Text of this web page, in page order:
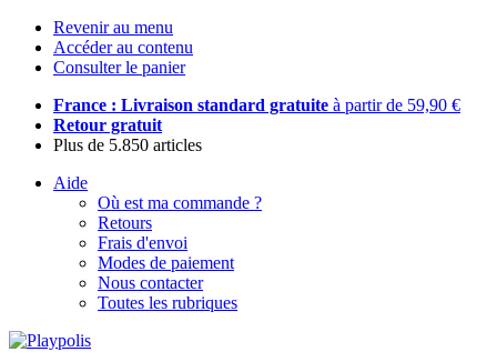
Revenir au menu
Accéder au contenu
Consulter le panier
France : Livraison standard gratuite à partir de 59,90 €
Retour gratuit
Plus de 5.850 articles
Aide
Où est ma commande ?
Retours
Frais d'envoi
Modes de paiement
Nous contacter
Toutes les rubriques